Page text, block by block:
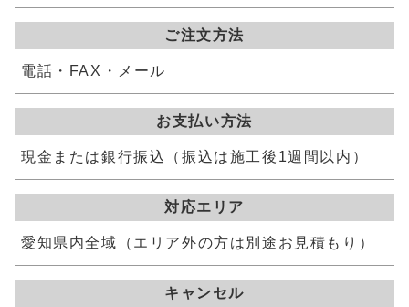
ご注文方法
電話・FAX・メール
お支払い方法
現金または銀行振込（振込は施工後1週間以内）
対応エリア
愛知県内全域（エリア外の方は別途お見積もり）
キャンセル